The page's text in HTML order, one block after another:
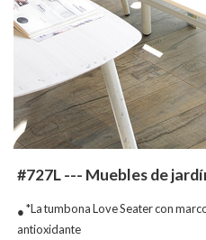
#727L --- Muebles de
● *La tumbona Love Seater con
antioxidante